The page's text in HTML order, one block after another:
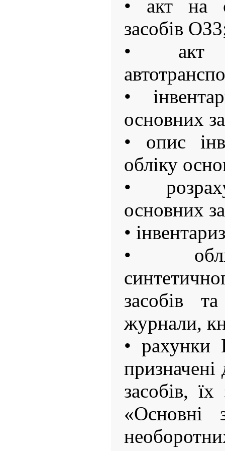
• акт на
засобів
• акт
•
основних
• опис
обліку
•
основних
•
•
засобів
журнали,
• рахунки
засобів,
«Основні